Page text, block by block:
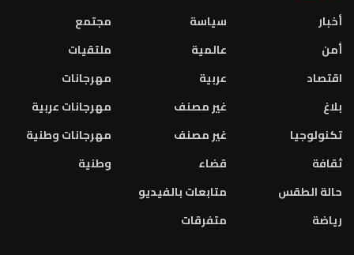
أخبار
أمن
اقتصاد
بلاغ
تكنولوجيا
ثقافة
حالة الطقس
رياضة
سياسة
عالمية
عربية
غير مصنف
غير مصنف
قضاء
متابعات بالفيديو
متفرقات
مجتمع
ملتقيات
مهرجانات
مهرجانات عربية
مهرجانات وطنية
وطنية